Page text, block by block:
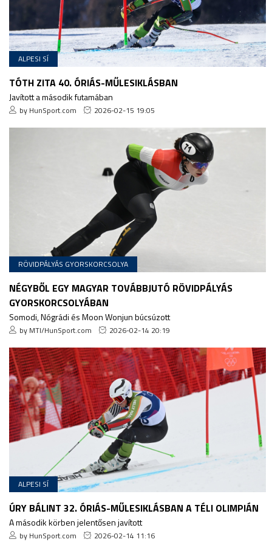
ALPESI SÍ
TÓTH ZITA 40. ÓRIÁS-MŰLESIKLÁSBAN
Javított a második futamában
by HunSport.com 2026-02-15 19:05
RÖVIDPÁLYÁS GYORSKORCSOLYA
NÉGYBŐL EGY MAGYAR TOVÁBBJUTÓ RÖVIDPÁLYÁS
GYORSKORCSOLYÁBAN
Somodi, Nógrádi és Moon Wonjun búcsúzott
by MTI/HunSport.com 2026-02-14 20:19
ALPESI SÍ
ÚRY BÁLINT 32. ÓRIÁS-MŰLESIKLÁSBAN A TÉLI OLIMPIÁN
A második körben jelentősen javított
by HunSport.com 2026-02-14 11:16